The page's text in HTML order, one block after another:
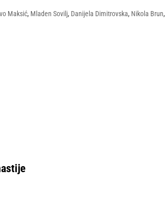
Maksić, Mladen Sovilj, Danijela Dimitrovska, Nikola Brun,